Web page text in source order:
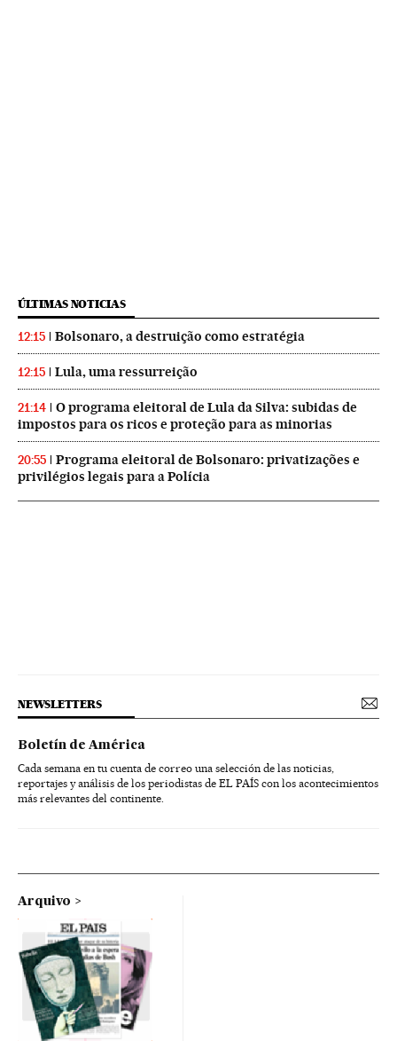
ÚLTIMAS NOTICIAS
12:15 Bolsonaro, a destruição como estratégia
12:15 Lula, uma ressurreição
21:14
O programa eleitoral de Lula da Silva: subidas de
impostos para os ricos e proteção para as minorias
20:55
Programa eleitoral de Bolsonaro: privatizações e
privilégios legais para a Polícia
NEWSLETTERS
Boletín de América
Cada semana en tu cuenta de correo una selección de las noticias,
reportajes y análisis de los periodistas de EL PAÍS con los acontecimientos
más relevantes del continente.
Arquivo